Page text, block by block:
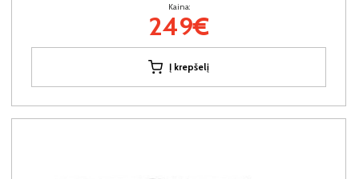
Kaina:
249€
Į krepšelį